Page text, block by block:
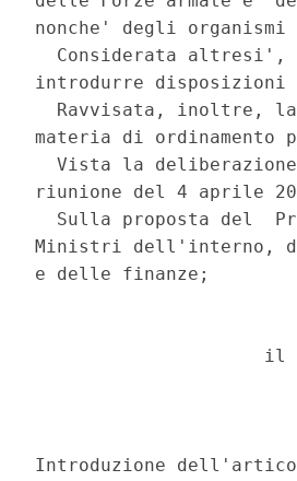
nonche' degli
Considerata altresi',
introdurre
Ravvisata, inoltre,
materia di ordinamento
Vista la
riunione del 4 aprile
Sulla proposta del
Ministri dell'interno,
e delle finanze;
il
Introduzione